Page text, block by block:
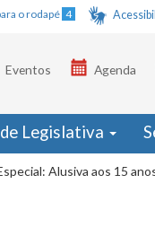
o rodapé 4
Eventos Agenda
Legislativa
Alusiva aos 15